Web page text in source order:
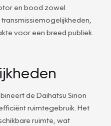
en bood zowel
voor een breed publiek.
de Daihatsu Sirion
ruimtegebruik. Het
ruimte, wat